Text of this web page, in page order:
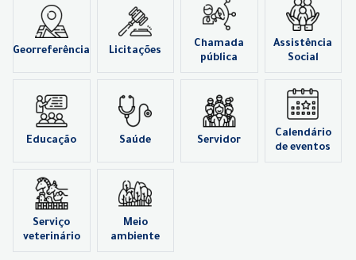
Georreferência Licitações
Chamada
pública
Assistência
Social
Educação Saúde Servidor
Calendário
de eventos
Serviço
veterinário
Meio
ambiente